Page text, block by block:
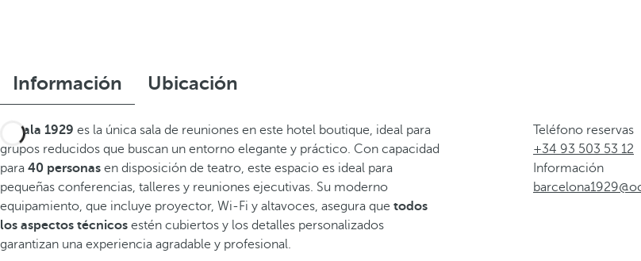
Información Ubicación
Sala 1929 es la única sala de reuniones en este hotel boutique, ideal para
grupos reducidos que buscan un entorno elegante y práctico. Con capacidad
para 40 personas en disposición de teatro, este espacio es ideal para
pequeñas conferencias, talleres y reuniones ejecutivas. Su moderno
equipamiento, que incluye proyector, Wi-Fi y altavoces, asegura que todos
los aspectos técnicos estén cubiertos y los detalles personalizados
garantizan una experiencia agradable y profesional.
Teléfono reservas
+34 93 503 53 12
Información